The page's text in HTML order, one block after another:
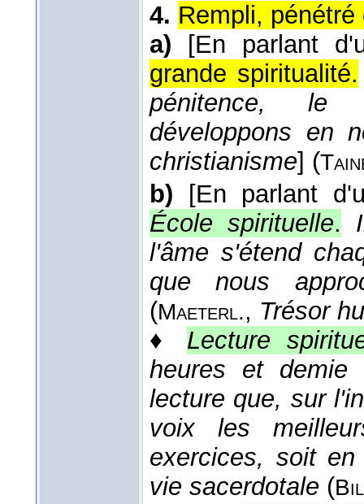
4. Rempli,
a)
[En parlant
grande spiritualité.
pénitence, le
développons en
christianisme] (
b)
[En parlant
École spirituelle.
l'âme s'étend
que nous
(Maeterl., Trésor
♦ Lecture
heures et
lecture que, sur
voix les
exercices, soit
vie sacerdotale (